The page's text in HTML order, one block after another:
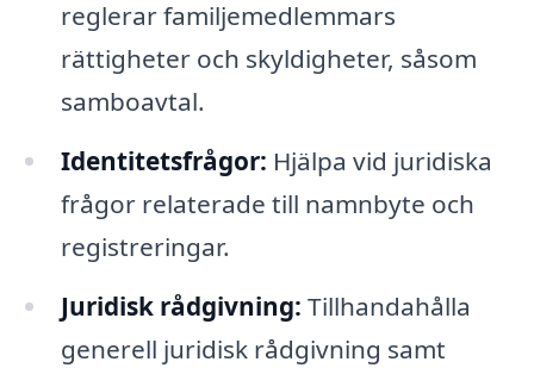
reglerar familjemedlemmars
rättigheter och skyldigheter, såsom
samboavtal.
Identitetsfrågor: Hjälpa vid juridiska
frågor relaterade till namnbyte och
registreringar.
Juridisk rådgivning: Tillhandahålla
generell juridisk rådgivning samt